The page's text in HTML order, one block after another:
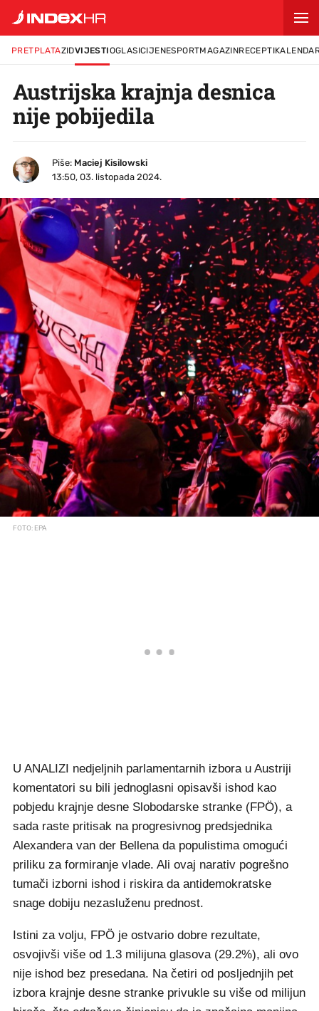
PRETPLATAZIDVIJESTIOGLASICIJENESPORTMAGAZINRECEPTI
Austrijska krajnja desnica
nije pobijedila
Piše: Maciej Kisilowski
13:50, 03. listopada 2024.
FOTO: EPA
U ANALIZI nedjeljnih parlamentarnih izbora u Austriji
komentatori su bili jednoglasni opisavši ishod kao
pobjedu krajnje desne Slobodarske stranke (FPÖ), a
sada raste pritisak na progresivnog predsjednika
Alexandera van der Bellena da populistima omogući
priliku za formiranje vlade. Ali ovaj narativ pogrešno
tumači izborni ishod i riskira da antidemokratske
snage dobiju nezasluženu prednost.
Istini za volju, FPÖ je ostvario dobre rezultate,
osvojivši više od 1.3 milijuna glasova (29.2%), ali ovo
nije ishod bez presedana. Na četiri od posljednjih pet
izbora krajnje desne stranke privukle su više od milijun